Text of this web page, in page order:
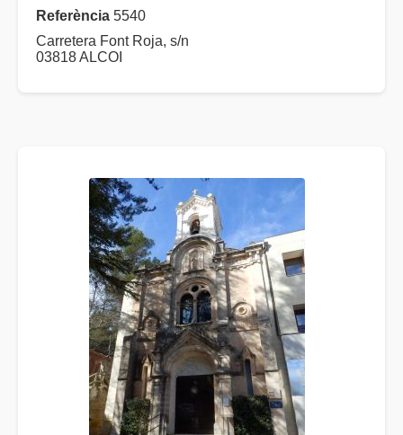
Referència 5540
Carretera Font Roja, s/n
03818 ALCOI